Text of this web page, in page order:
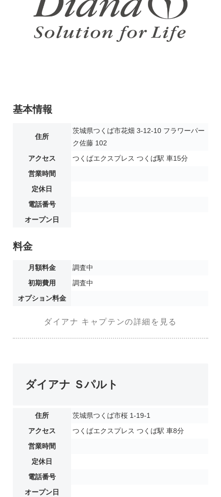
基本情報
住所
茨城県つくば市花畑 3-12-10 フラワーパー
ク佐藤 102
アクセス
つくばエクスプレス つくば駅 車15分
営業時間
定休日
電話番号
オープン日
料金
月額料金
調査中
初期費用
調査中
オプション料金
ダイアナ キャプテンの詳細を見る
ダイアナ Ｓパルト
住所
茨城県つくば市桜 1-19-1
アクセス
つくばエクスプレス つくば駅 車8分
営業時間
定休日
電話番号
オープン日